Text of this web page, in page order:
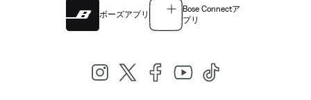
ボーズアプリ
Bose Connectア
プリ